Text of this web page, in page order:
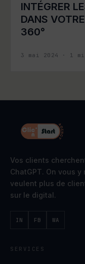
INTÉGRER
DANS
360°
3 mai 2024 · 1
Vos clients
ChatGPT. On vous y
veulent plus de
sur le digital.
IN FB WA
SERVICES